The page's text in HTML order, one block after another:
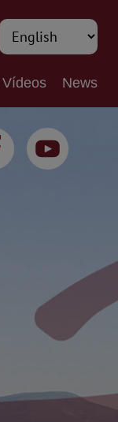
Vídeos News